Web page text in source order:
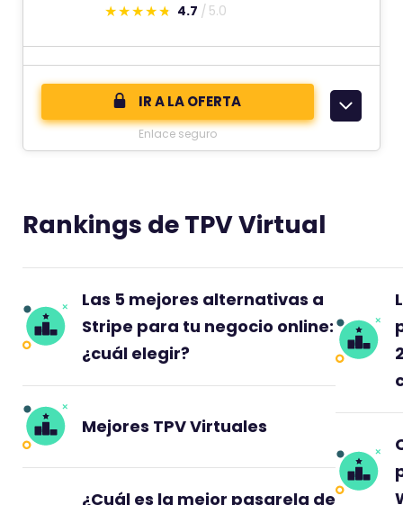
E
s
t
c
n
t
a
o
t
i
n
4.7 5.0
IR A LA OFERTA
Enlace seguro
Rankings de TPV Virtual
Las 5 mejores alternativas a
Stripe para tu negocio online:
¿cuál elegir?
Mejores TPV Virtuales
¿Cuál es la mejor pasarela de